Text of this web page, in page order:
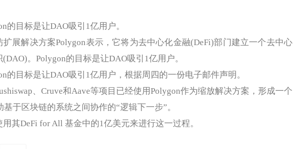
目标是让DAO吸引1亿用户。
解决方案Polygon表示，它将为去中心化金融(DeFi)部门建立一个去中心
。Polygon的目标是让DAO吸引1亿用户。
目标是让DAO吸引1亿用户，根据周四的一份电子邮件声明。
、Cruve和Aave等项目已经使用Polygon作为缩放解决方案，形成一个
基于区块链的系统之间协作的“逻辑下一步”。
DeFi for All 基金中的1亿美元来进行这一过程。